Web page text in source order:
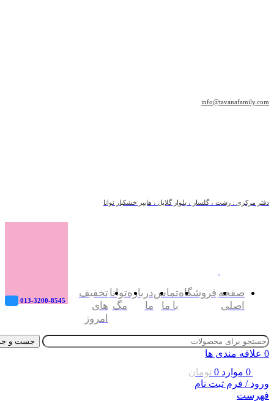
info@tavanafamily.com
دفتر مرکزی : رشت ، گلسار ، بلوار گلایل ، هایپر خشکبار توانا
013-3200-8545
صفحه
اصلی
فروشگاهتماس
با ما
درباره
ما
توانا
مگ
تخفیف
های
امروز
جست و
0 علاقه مندی ها
0 موارد 0 تومان
ورود / فرم ثبت نام
فهرست